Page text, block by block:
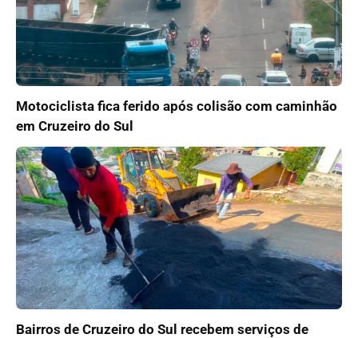
Motociclista fica ferido após colisão com caminhão
em Cruzeiro do Sul
Bairros de Cruzeiro do Sul recebem serviços de